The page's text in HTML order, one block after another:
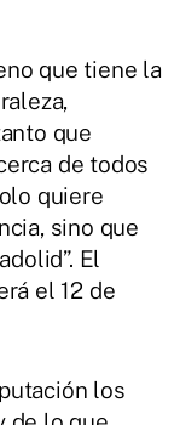
que tiene la
que
de todos
quiere
sino que
El
el 12 de
los